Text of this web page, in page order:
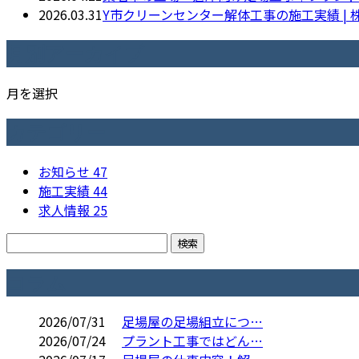
2026.03.31Y市クリーンセンター解体工事の施工実績 |
月を選択
お知らせ 47
施工実績44
求人情報 25
2026/07/31
足場屋の足場組立につ…
2026/07/24
プラント工事ではどん…